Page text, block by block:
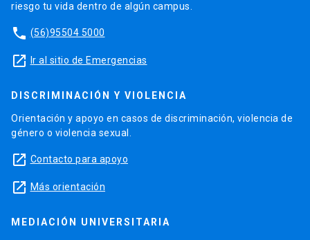
riesgo tu vida dentro de algún campus.
phone (56)95504 5000
launch Ir al sitio de Emergencias
DISCRIMINACIÓN Y VIOLENCIA
Orientación y apoyo en casos de discriminación, violencia de
género o violencia sexual.
launch Contacto para apoyo
launch Más orientación
MEDIACIÓN UNIVERSITARIA